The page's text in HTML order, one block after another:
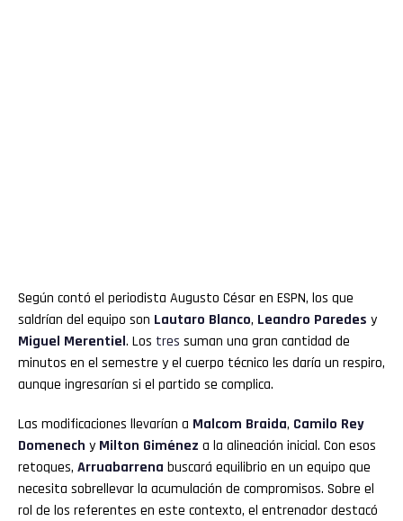
Según contó el periodista Augusto César en ESPN, los que
saldrían del equipo son Lautaro Blanco, Leandro Paredes y
Miguel Merentiel. Los tres suman una gran cantidad de
minutos en el semestre y el cuerpo técnico les daría un respiro,
aunque ingresarían si el partido se complica.
Las modificaciones llevarían a Malcom Braida, Camilo Rey
Domenech y Milton Giménez a la alineación inicial. Con esos
retoques, Arruabarrena buscará equilibrio en un equipo que
necesita sobrellevar la acumulación de compromisos. Sobre el
rol de los referentes en este contexto, el entrenador destacó